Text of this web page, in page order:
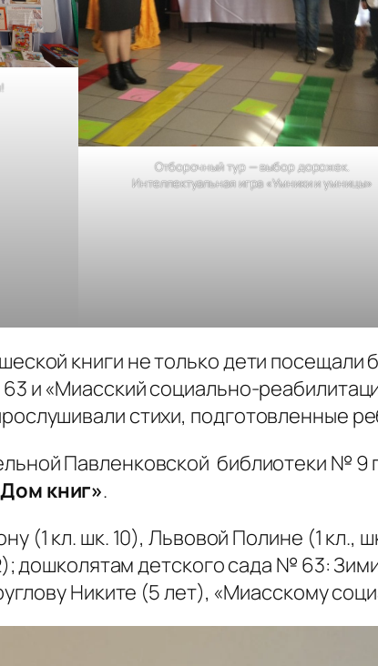
Отборочный тур — выбор дорожек.
Интеллектуальная игра «Умники и умницы»
книги не только дети посещали
и «Миасский социально-
стихи, подготовленные
Павленковской библиотеки № 9
книг».
(1 кл. шк. 10), Львовой Полине (1 кл.,
дошколятам детского сада № 63:
Никите (5 лет), «Миасскому